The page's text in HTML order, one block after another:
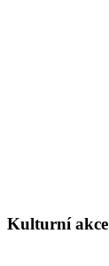
Kulturní akce